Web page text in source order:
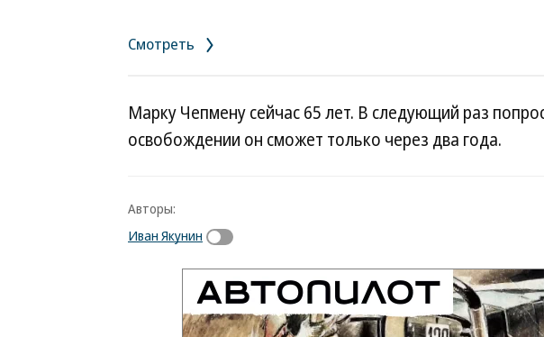
Смотреть
Марку Чепмену сейчас 65 лет. В следующий раз
освобождении он сможет только через два года.
Авторы:
Иван Якунин